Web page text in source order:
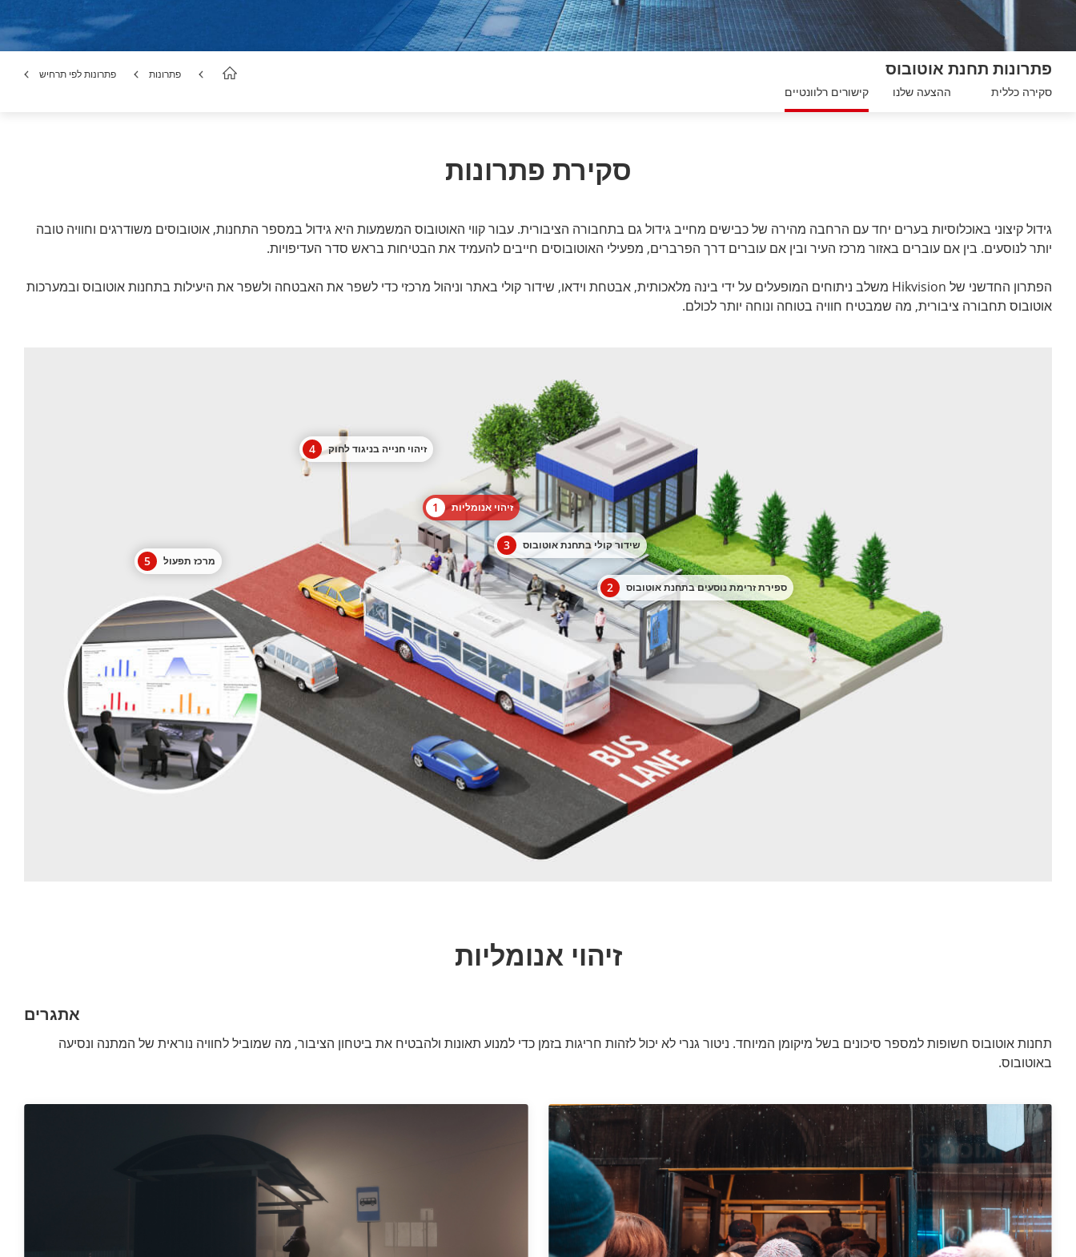
פתרונות תחנת אוטובוס פתרונות פתרונות לפי תרחיש
סקירה כללית ההצעה שלנו קישורים רלוונטיים
סקירת פתרונות
גידול קיצוני באוכלוסיות בערים יחד עם הרחבה מהירה של כבישים מחייב גידול גם בתחבורה הציבורית. עבור קווי האוטובוס המשמעות היא גידול במספר התחנות, אוטובוסים משודרגים וחוויה טובה
יותר לנוסעים. בין אם עוברים באזור מרכז העיר ובין אם עוברים דרך הפרברים, מפעילי האוטובוסים חייבים להעמיד את הבטיחות בראש סדר העדיפויות.
הפתרון החדשני של Hikvision משלב ניתוחים המופעלים על ידי בינה מלאכותית, אבטחת וידאו, שידור קולי באתר וניהול מרכזי כדי לשפר את האבטחה ולשפר את היעילות בתחנות אוטובוס ובמערכות
אוטובוס תחבורה ציבורית, מה שמבטיח חוויה בטוחה ונוחה יותר לכולם.
1 זיהוי אנומליות
2 ספירת זרימת נוסעים בתחנת אוטובוס
3 שידור קולי בתחנת אוטובוס
4 זיהוי חנייה בניגוד לחוק
5 מרכז תפעול
זיהוי אנומליות
אתגרים
תחנות אוטובוס חשופות למספר סיכונים בשל מיקומן המיוחד. ניטור גנרי לא יכול לזהות חריגות בזמן כדי למנוע תאונות ולהבטיח את ביטחון הציבור, מה שמוביל לחוויה נוראית של המתנה ונסיעה
באוטובוס.